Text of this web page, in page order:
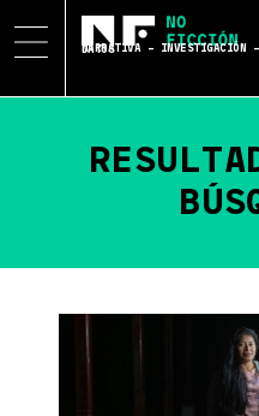
NARRATIVA – INVESTIGACIÓN – DATOS